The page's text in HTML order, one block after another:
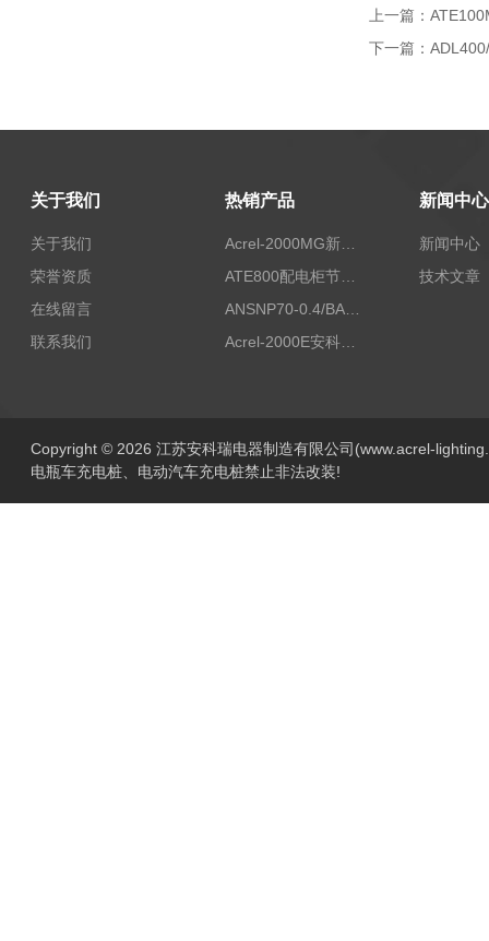
上一篇：
下一篇：
关于我们
关于我们
荣誉资质
在线留言
联系我们
热销产品
Acrel-2000MG新能源消纳安科瑞微电网能量管理系统
ATE800配电柜节点无线测温/表带捆绑/无源感应取电
ANSNP70-0.4/BANSNP中线安防保护器 治理三相不平衡
Acrel-2000E安科瑞Acrel配电室综合监控系统
新闻中心
新闻中心
技术文章
Copyright © 2026 江苏安科瑞电器制造有限公司(www.acrel-
电瓶车充电桩、电动汽车充电桩禁止非法改装!